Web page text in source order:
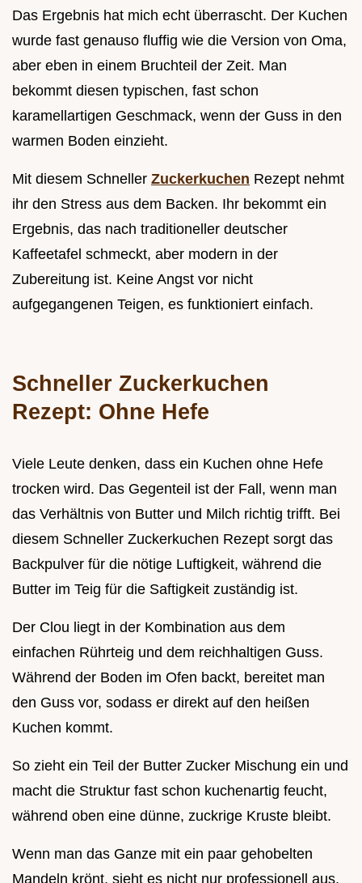
Das Ergebnis hat mich echt überrascht. Der Kuchen
wurde fast genauso fluffig wie die Version von Oma,
aber eben in einem Bruchteil der Zeit. Man
bekommt diesen typischen, fast schon
karamellartigen Geschmack, wenn der Guss in den
warmen Boden einzieht.
Mit diesem Schneller Zuckerkuchen Rezept nehmt
ihr den Stress aus dem Backen. Ihr bekommt ein
Ergebnis, das nach traditioneller deutscher
Kaffeetafel schmeckt, aber modern in der
Zubereitung ist. Keine Angst vor nicht
aufgegangenen Teigen, es funktioniert einfach.
Schneller Zuckerkuchen
Rezept: Ohne Hefe
Viele Leute denken, dass ein Kuchen ohne Hefe
trocken wird. Das Gegenteil ist der Fall, wenn man
das Verhältnis von Butter und Milch richtig trifft. Bei
diesem Schneller Zuckerkuchen Rezept sorgt das
Backpulver für die nötige Luftigkeit, während die
Butter im Teig für die Saftigkeit zuständig ist.
Der Clou liegt in der Kombination aus dem
einfachen Rührteig und dem reichhaltigen Guss.
Während der Boden im Ofen backt, bereitet man
den Guss vor, sodass er direkt auf den heißen
Kuchen kommt.
So zieht ein Teil der Butter Zucker Mischung ein und
macht die Struktur fast schon kuchenartig feucht,
während oben eine dünne, zuckrige Kruste bleibt.
Wenn man das Ganze mit ein paar gehobelten
Mandeln krönt, sieht es nicht nur professionell aus,